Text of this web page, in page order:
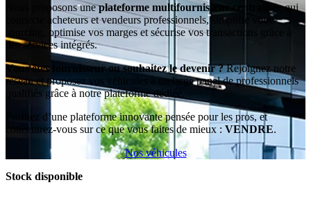
Nous proposons uneplateforme multifournisseur centraliséequi
connecte acheteurs et vendeurs professionnels, simplifie votre
sourcing, optimise vos marges et sécurise vos transactions grâce à
des services intégrés.
Vous êtes fournisseur ou souhaitez le devenir ?Rejoignez notre
réseau et proposez vos véhicules à un large panel de professionnels
qualifiés grâce à notre plateforme dédiée.
Profitez d’une plateforme innovante pensée pour les pros, et
concentrez-vous sur ce que vous faites de mieux : VENDRE.
Nos véhicules
Stock disponible